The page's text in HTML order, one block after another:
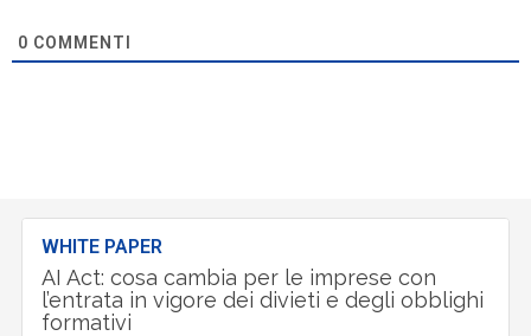
0 COMMENTI
WHITE PAPER
AI Act: cosa cambia per le imprese con
l’entrata in vigore dei divieti e degli obblighi
formativi